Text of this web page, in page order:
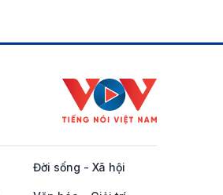
Đời sống - Xã hội